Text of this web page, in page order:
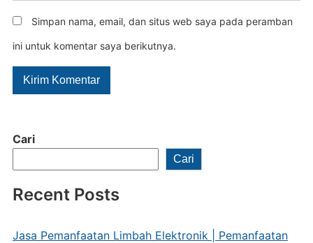
Cari
Cari
Recent Posts
Jasa Pemanfaatan Limbah Elektronik | Pemanfaatan
Simpan nama, email, dan situs web saya pada peramban
ini untuk komentar saya berikutnya.